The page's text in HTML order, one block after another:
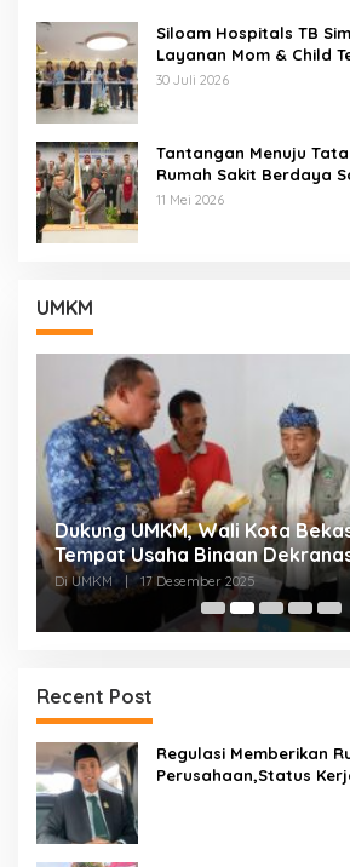
Siloam Hospitals TB
Layanan Mom & Child
gi Keluarga Dari
30 Juli 2026
Tantangan Menuju
Rumah Sakit Berdaya
ARSSI 2026–2029
11 Mei 2026
UMKM
Dukung UMKM, Wali Kota
Tempat Usaha Binaan
Area KM 6B Jakarta Cikampek
Di UMKM 17 Desember 2025
Recent Post
Regulasi Memberikan
Perusahaan,Status